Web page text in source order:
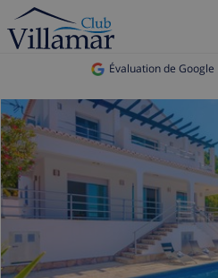
Évaluation de Google